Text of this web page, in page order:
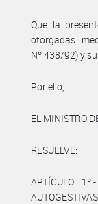
Que la
otorgadas
Nº 438/92) y
Por ello,
EL MINISTRO
RESUELVE:
ARTÍCULO